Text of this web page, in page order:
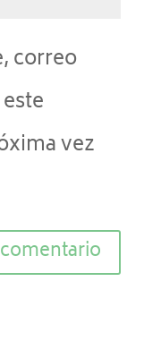
correo
vez